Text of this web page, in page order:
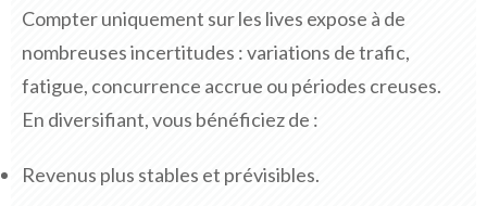
Compter uniquement sur les lives expose à de
nombreuses incertitudes : variations de trafic,
fatigue, concurrence accrue ou périodes creuses.
En diversifiant, vous bénéficiez de :
Revenus plus stables et prévisibles.